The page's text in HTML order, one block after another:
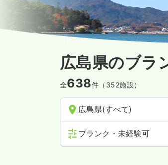
広島県のブラ
全638件（352施設）
広島県(すべて)
ブランク・未経験可